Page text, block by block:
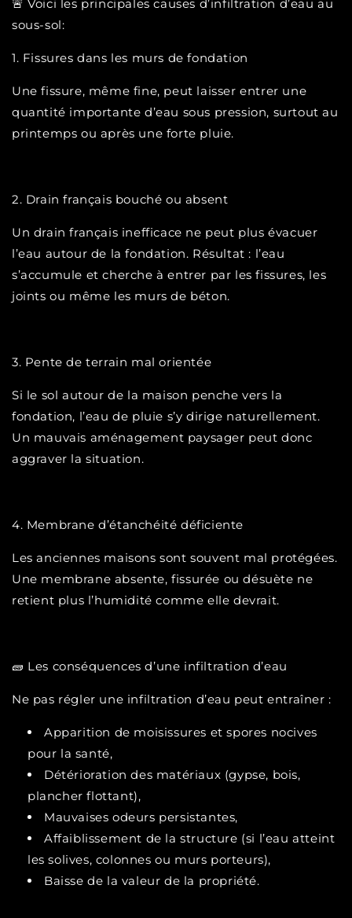
🚨 Voici les principales causes d’infiltration d’eau au
sous-sol:
1. Fissures dans les murs de fondation
Une fissure, même fine, peut laisser entrer une
quantité importante d’eau sous pression, surtout au
printemps ou après une forte pluie.
2. Drain français bouché ou absent
Un drain français inefficace ne peut plus évacuer
l’eau autour de la fondation. Résultat : l’eau
s’accumule et cherche à entrer par les fissures, les
joints ou même les murs de béton.
3. Pente de terrain mal orientée
Si le sol autour de la maison penche vers la
fondation, l’eau de pluie s’y dirige naturellement.
Un mauvais aménagement paysager peut donc
aggraver la situation.
4. Membrane d’étanchéité déficiente
Les anciennes maisons sont souvent mal protégées.
Une membrane absente, fissurée ou désuète ne
retient plus l’humidité comme elle devrait.
🧱 Les conséquences d’une infiltration d’eau
Ne pas régler une infiltration d’eau peut entraîner :
Apparition de moisissures et spores nocives
pour la santé,
Détérioration des matériaux (gypse, bois,
plancher flottant),
Mauvaises odeurs persistantes,
Affaiblissement de la structure (si l’eau atteint
les solives, colonnes ou murs porteurs),
Baisse de la valeur de la propriété.